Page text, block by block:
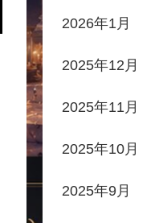
2026年1月
2025年12月
2025年11月
2025年10月
2025年9月